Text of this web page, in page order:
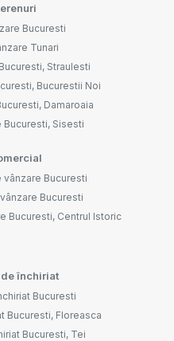
Bucuresti
Tunari
Straulesti
Bucurestii Noi
Damaroaia
Bucuresti, Sisesti
Bucuresti
Bucuresti
Bucuresti, Centrul Istoric
închiriat
Bucuresti
Bucuresti, Floreasca
Bucuresti, Tei